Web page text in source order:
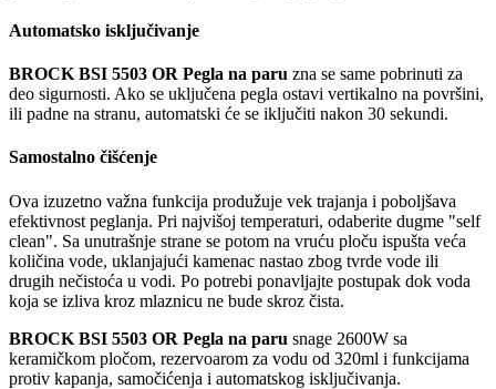
Automatsko isključivanje
BROCK BSI 5503 OR Pegla na paru zna se same pobrinuti za
deo sigurnosti. Ako se uključena pegla ostavi vertikalno na površini,
ili padne na stranu, automatski će se iključiti nakon 30 sekundi.
Samostalno čišćenje
Ova izuzetno važna funkcija produžuje vek trajanja i poboljšava
efektivnost peglanja. Pri najvišoj temperaturi, odaberite dugme "self
clean". Sa unutrašnje strane se potom na vruću ploču ispušta veća
količina vode, uklanjajući kamenac nastao zbog tvrde vode ili
drugih nečistoća u vodi. Po potrebi ponavljajte postupak dok voda
koja se izliva kroz mlaznicu ne bude skroz čista.
BROCK BSI 5503 OR Pegla na paru snage 2600W sa
keramičkom pločom, rezervoarom za vodu od 320ml i funkcijama
protiv kapanja, samočićenja i automatskog isključivanja.